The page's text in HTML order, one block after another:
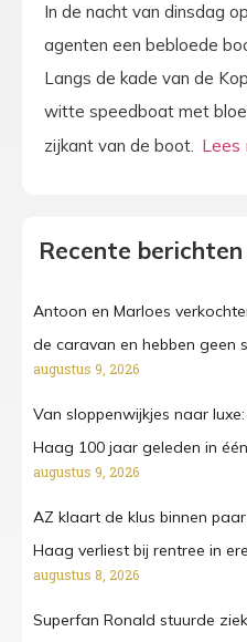
In de nacht van dinsdag
agenten een bebloede
Langs de kade van de
witte speedboat met
zijkant van de boot.
Recente berichten
Antoon en Marloes
de caravan en hebben geen
augustus 9, 2026
Van sloppenwijkjes naar
Haag 100 jaar geleden in
augustus 9, 2026
AZ klaart de klus binnen
Haag verliest bij rentree in
augustus 8, 2026
Superfan Ronald stuurde